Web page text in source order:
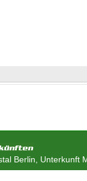
Berlin, Unterkunft